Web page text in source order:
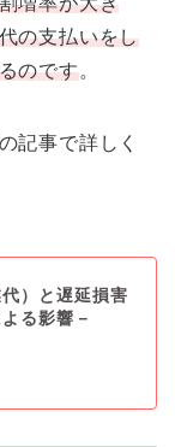
の支払いをし
のです。
記事で詳しく
）と遅延損害
る影響－